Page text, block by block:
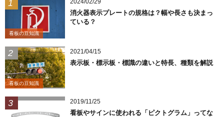
看板の豆知識
2024/02/29
消火器表示プレートの規格は？幅や長さも決まっ
ている？
看板の豆知識
2021/04/15
表示板・標示板・標識の違いと特長、種類を解説
2019/11/25
看板やサインに使われる「ピクトグラム」ってな